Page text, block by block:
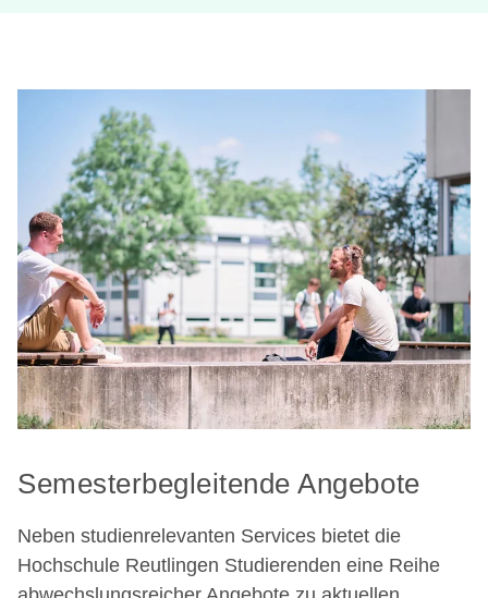
Semesterbegleitende Angebote
Neben studienrelevanten Services bietet die
Hochschule Reutlingen Studierenden eine Reihe